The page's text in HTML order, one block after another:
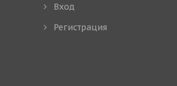
Вход
Регистрация